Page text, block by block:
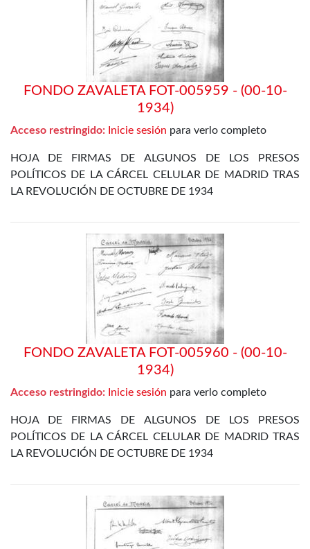
FONDO ZAVALETA FOT-005959 - (00-10-
1934)
Acceso restringido: Inicie sesión para verlo completo
HOJA DE FIRMAS DE ALGUNOS DE LOS PRESOS
POLÍTICOS DE LA CÁRCEL CELULAR DE MADRID TRAS
LA REVOLUCIÓN DE OCTUBRE DE 1934
FONDO ZAVALETA FOT-005960 - (00-10-
1934)
Acceso restringido: Inicie sesión para verlo completo
HOJA DE FIRMAS DE ALGUNOS DE LOS PRESOS
POLÍTICOS DE LA CÁRCEL CELULAR DE MADRID TRAS
LA REVOLUCIÓN DE OCTUBRE DE 1934